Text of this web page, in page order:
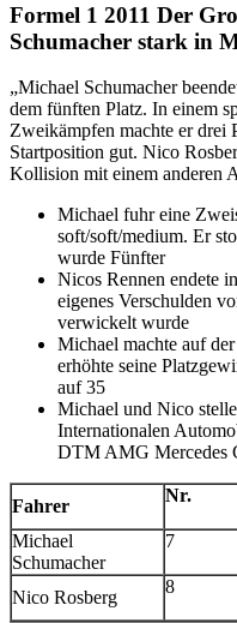
Formel 1 2011 Der
Schumacher stark in
„Michael Schumacher
dem fünften Platz. In einem
Zweikämpfen machte er drei
Startposition gut. Nico
Kollision mit einem anderen
Michael fuhr eine
soft/soft/medium. Er
wurde Fünfter
Nicos Rennen endete
eigenes Verschulden
verwickelt wurde
Michael machte auf
erhöhte seine
auf 35
Michael und Nico
Internationalen
DTM AMG Mercedes
Fahrer
Nr.
Michael
Schumacher
7
Nico Rosberg
8